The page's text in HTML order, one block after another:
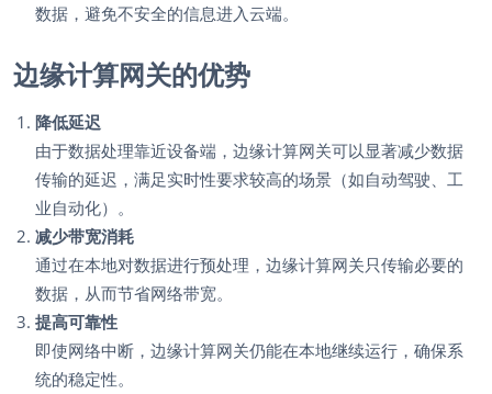
数据，避免不安全的信息进入云端。
边缘计算网关的优势
降低延迟
由于数据处理靠近设备端，边缘计算网关可以显著减少数据
传输的延迟，满足实时性要求较高的场景（如自动驾驶、工
业自动化）。
减少带宽消耗
通过在本地对数据进行预处理，边缘计算网关只传输必要的
数据，从而节省网络带宽。
提高可靠性
即使网络中断，边缘计算网关仍能在本地继续运行，确保系
统的稳定性。